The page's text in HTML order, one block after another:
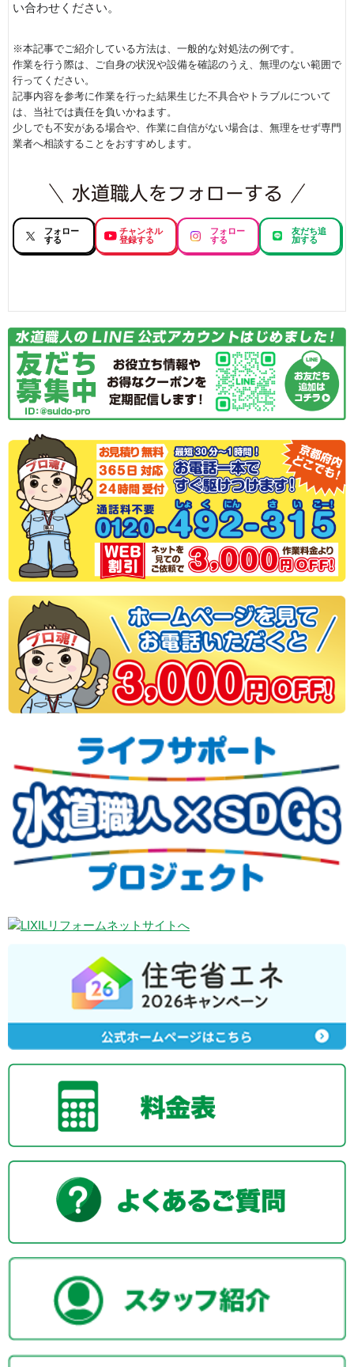
い合わせください。
※本記事でご紹介している方法は、一般的な対処法の例です。
作業を行う際は、ご自身の状況や設備を確認のうえ、無理のない範囲で
行ってください。
記事内容を参考に作業を行った結果生じた不具合やトラブルについて
は、当社では責任を負いかねます。
少しでも不安がある場合や、作業に自信がない場合は、無理をせず専門
業者へ相談することをおすすめします。
フォロー
する
チャンネル
登録する
フォロー
する
友だち追
加する